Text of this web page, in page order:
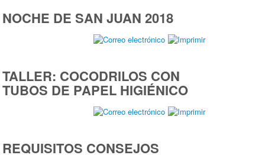
NOCHE DE SAN JUAN 2018
TALLER: COCODRILOS CON
TUBOS DE PAPEL HIGIÉNICO
REQUISITOS CONSEJOS